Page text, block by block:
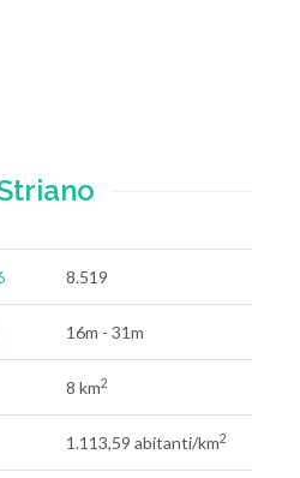
8.519
16m - 31m
8 km2
1.113,59 abitanti/km2